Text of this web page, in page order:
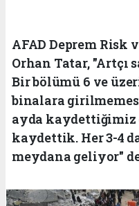
AFAD Deprem Risk
Orhan Tatar, "Artçı
Bir bölümü 6 ve
binalara
ayda kaydettiğimiz
kaydettik. Her 3-4
meydana geliyor"